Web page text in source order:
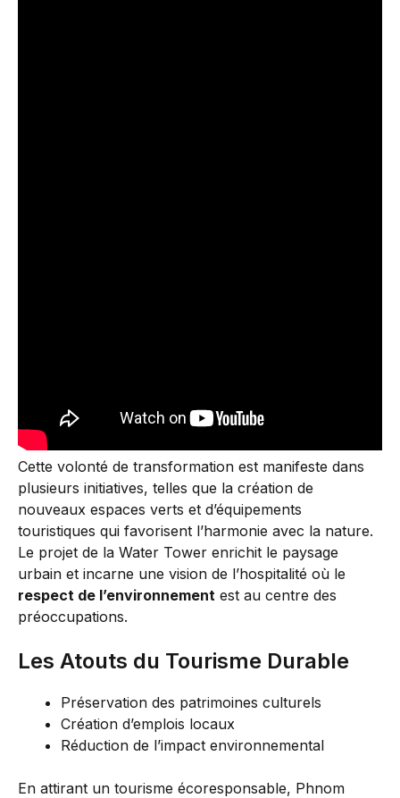
Cette volonté de transformation est manifeste dans
plusieurs initiatives, telles que la création de
nouveaux espaces verts et d’équipements
touristiques qui favorisent l’harmonie avec la nature.
Le projet de la Water Tower enrichit le paysage
urbain et incarne une vision de l’hospitalité où le
respect de l’environnement est au centre des
préoccupations.
Les Atouts du Tourisme Durable
Préservation des patrimoines culturels
Création d’emplois locaux
Réduction de l’impact environnemental
En attirant un tourisme écoresponsable, Phnom